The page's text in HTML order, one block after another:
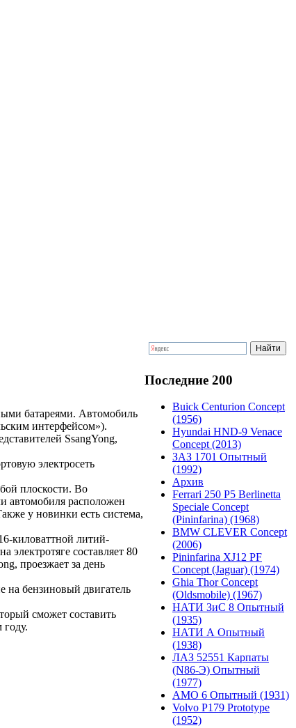
батареями. Автомобиль
интерфейсом»).
SsangYong,
электросеть
плоскости. Во
автомобиля расположен
у новинки есть система,
киловаттной литий-
электротяге составляет 80
проезжает за день
на бензиновый двигатель
сможет составить
Последние 200
Buick Centurion Concept
(1956)
Hyundai HND-9 Venace
Concept (2013)
ЗАЗ 1701 Опытный
(1992)
Архив
Ferrari 250 P5 Berlinetta
Speciale Concept
(Pininfarina) (1968)
BMW CLEVER Concept
(2006)
Pininfarina XJ12 PF
Concept (Jaguar) (1974)
Ghia Thor Concept
(Oldsmobile) (1967)
НАТИ ЗиС 8 Опытный
(1935)
НАТИ А Опытный
(1938)
ЛАЗ 52551 Карпаты
(N86-Э) Опытный
(1977)
АМО 6 Опытный (1931)
Volvo P179 Prototype
(1952)